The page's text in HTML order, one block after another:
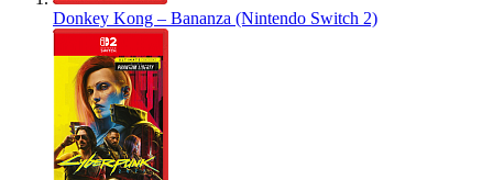
Donkey Kong – Bananza (Nintendo Switch 2)